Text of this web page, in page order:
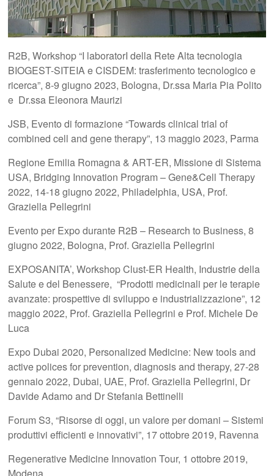
R2B, Workshop “I laboratorI della Rete Alta tecnologia
BIOGEST-SITEIA e CISDEM: trasferimento tecnologico e
ricerca”, 8-9 giugno 2023, Bologna, Dr.ssa Maria Pia Polito
e Dr.ssa Eleonora Maurizi
JSB, Evento di formazione “Towards clinical trial of
combined cell and gene therapy”, 13 maggio 2023, Parma
Regione Emilia Romagna & ART-ER, Missione di Sistema
USA, Bridging Innovation Program – Gene&Cell Therapy
2022, 14-18 giugno 2022, Philadelphia, USA, Prof.
Graziella Pellegrini
Evento per Expo durante R2B – Research to Business, 8
giugno 2022, Bologna, Prof. Graziella Pellegrini
EXPOSANITA’, Workshop Clust-ER Health, Industrie della
Salute e del Benessere, “Prodotti medicinali per le terapie
avanzate: prospettive di sviluppo e industrializzazione”, 12
maggio 2022, Prof. Graziella Pellegrini e Prof. Michele De
Luca
Expo Dubai 2020, Personalized Medicine: New tools and
active polices for prevention, diagnosis and therapy, 27-28
gennaio 2022, Dubai, UAE, Prof. Graziella Pellegrini, Dr
Davide Adamo and Dr Stefania Bettinelli
Forum S3, “Risorse di oggi, un valore per domani – Sistemi
produttivi efficienti e innovativi”, 17 ottobre 2019, Ravenna
Regenerative Medicine Innovation Tour, 1 ottobre 2019,